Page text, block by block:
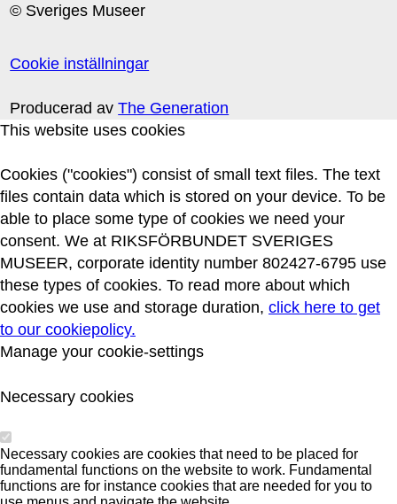
© Sveriges Museer
Cookie inställningar
Producerad avThe Generation
This website uses cookies
Cookies ("cookies") consist of small text files. The text
files contain data which is stored on your device. To be
able to place some type of cookies we need your
consent. We at RIKSFÖRBUNDET SVERIGES
MUSEER, corporate identity number 802427-6795 use
these types of cookies. To read more about which
cookies we use and storage duration, click here to get
to our cookiepolicy.
Manage your cookie-settings
Necessary cookies
Necessary cookies are cookies that need to be placed for
fundamental functions on the website to work. Fundamental
functions are for instance cookies that are needed for you to